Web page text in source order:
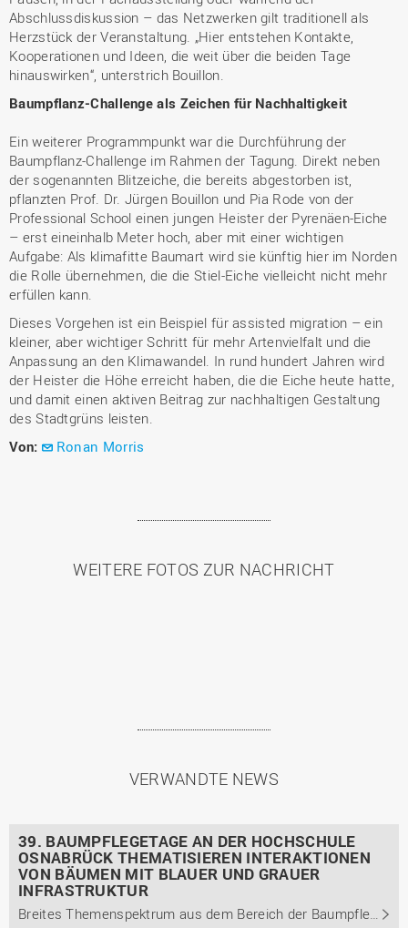
Abschlussdiskussion – das Netzwerken gilt traditionell als
Herzstück der Veranstaltung. „Hier entstehen Kontakte,
Kooperationen und Ideen, die weit über die beiden Tage
hinauswirken“, unterstrich Bouillon.
Baumpflanz-Challenge als Zeichen für Nachhaltigkeit
Ein weiterer Programmpunkt war die Durchführung der
Baumpflanz-Challenge im Rahmen der Tagung. Direkt neben
der sogenannten Blitzeiche, die bereits abgestorben ist,
pflanzten Prof. Dr. Jürgen Bouillon und Pia Rode von der
Professional School einen jungen Heister der Pyrenäen-Eiche
– erst eineinhalb Meter hoch, aber mit einer wichtigen
Aufgabe: Als klimafitte Baumart wird sie künftig hier im Norden
die Rolle übernehmen, die die Stiel-Eiche vielleicht nicht mehr
erfüllen kann.
Dieses Vorgehen ist ein Beispiel für assisted migration – ein
kleiner, aber wichtiger Schritt für mehr Artenvielfalt und die
Anpassung an den Klimawandel. In rund hundert Jahren wird
der Heister die Höhe erreicht haben, die die Eiche heute hatte,
und damit einen aktiven Beitrag zur nachhaltigen Gestaltung
des Stadtgrüns leisten.
Von:
Ronan Morris
WEITERE FOTOS ZUR NACHRICHT
VERWANDTE NEWS
39. BAUMPFLEGETAGE AN DER HOCHSCHULE
OSNABRÜCK THEMATISIEREN INTERAKTIONEN
VON BÄUMEN MIT BLAUER UND GRAUER
INFRASTRUKTUR
Breites Themenspektrum aus dem Bereich der Baumpflege wird aus unterschiedlichen Perspektiven beleuchtet.